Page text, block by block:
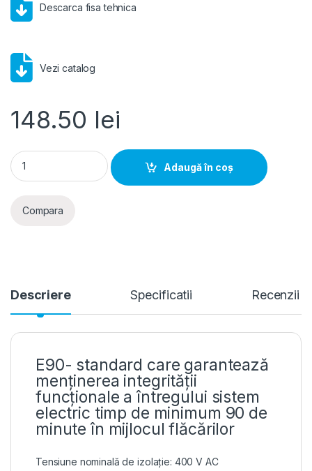
Descarca fisa tehnica
Vezi catalog
148.50 lei
Doză derivație aparentă dreptunghiulară E90 125x85mm
Adaugă în coș
Compara
Descriere Specificatii Recenzii
E90- standard care garantează
menținerea integrității
funcționale a întregului sistem
electric timp de minimum 90 de
minute în mijlocul flăcărilor
Tensiune nominală de izolație: 400 V AC